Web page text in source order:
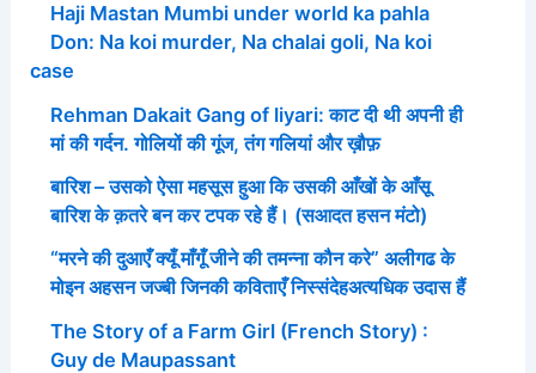
Haji Mastan Mumbi under world ka pahla
Don: Na koi murder, Na chalai goli, Na koi
case
Rehman Dakait Gang of liyari: काट दी थी अपनी ही
मां की गर्दन. गोलियों की गूंज, तंग गलियां और ख़ौफ़
बारिश – उसको ऐसा महसूस हुआ कि उसकी आँखों के आँसू
बारिश के क़तरे बन कर टपक रहे हैं। (सआदत हसन मंटो)
“मरने की दुआएँ क्यूँ माँगूँ जीने की तमन्ना कौन करे” अलीगढ के
मोइन अहसन जज्बी जिनकी कविताएँ निस्संदेहअत्यधिक उदास हैं
The Story of a Farm Girl (French Story) :
Guy de Maupassant